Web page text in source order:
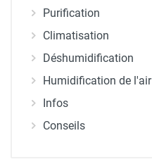
Purification
Climatisation
Déshumidification
Humidification de l'air
Infos
Conseils